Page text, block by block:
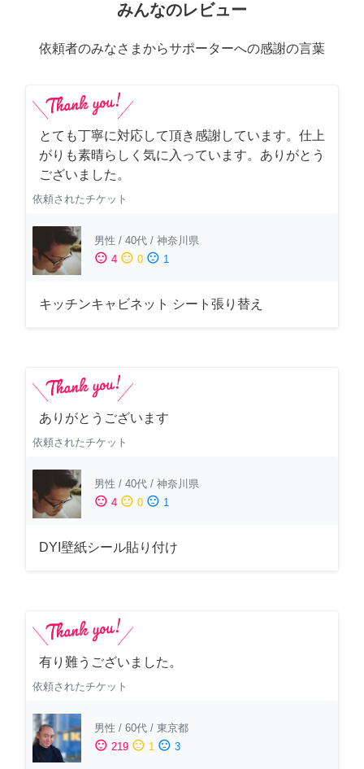
みんなのレビュー
依頼者のみなさまからサポーターへの感謝の言葉
とても丁寧に対応して頂き感謝しています。仕上
がりも素晴らしく気に入っています。ありがとう
ございました。
依頼されたチケット
男性 / 40代 / 神奈川県
sentiment_satisfied 4 sentiment_neutral 0 sentiment_dissatisfied 1
キッチンキャビネット シート張り替え
ありがとうございます
依頼されたチケット
男性 / 40代 / 神奈川県
sentiment_satisfied 4 sentiment_neutral 0 sentiment_dissatisfied 1
DYI壁紙シール貼り付け
有り難うございました。
依頼されたチケット
男性 / 60代 / 東京都
sentiment_satisfied 219 sentiment_neutral 1 sentiment_dissatisfied 3